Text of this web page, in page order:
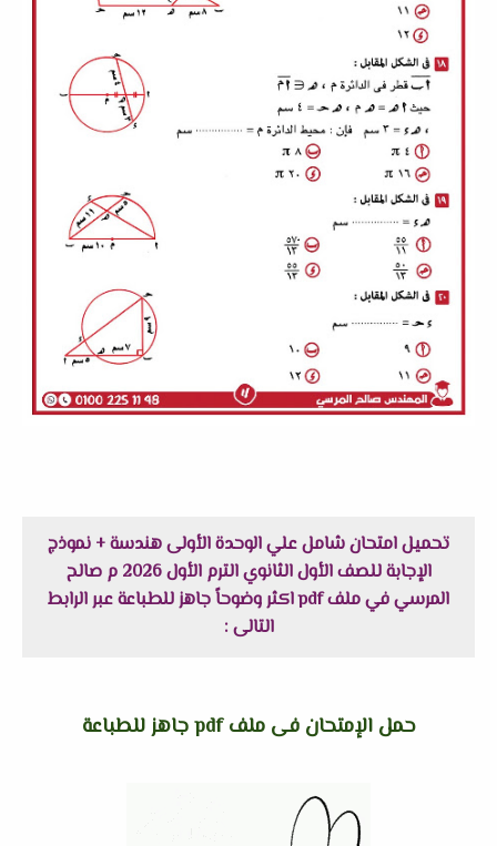
تحميل امتحان شامل علي الوحدة الأولى هندسة + نموذج
الإجابة للصف الأول الثانوي الترم الأول 2026 م صالح
المرسي في ملف pdf اكثر وضوحاً جاهز للطباعة عبر الرابط
التالى :
حمل الإمتحان فى ملف pdf جاهز للطباعة